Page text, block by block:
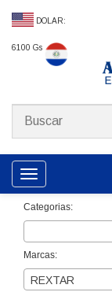
DOLAR:
6100 Gs
Toggle navigation
Categorias:
Marcas:
REXTAR